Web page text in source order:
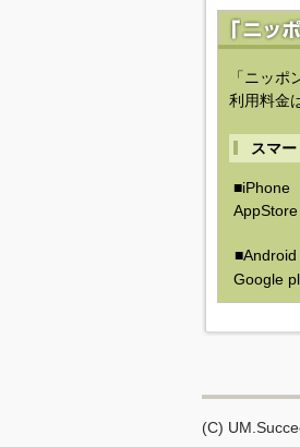
「ニッ
利用料金
スマ
■iPhone
AppStore
■Android
Google
(C)